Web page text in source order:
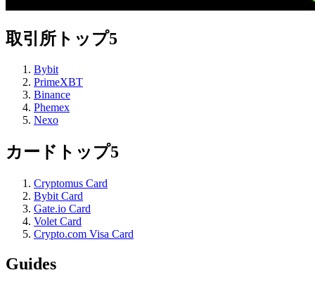
取引所トップ5
Bybit
PrimeXBT
Binance
Phemex
Nexo
カードトップ5
Cryptomus Card
Bybit Card
Gate.io Card
Volet Card
Crypto.com Visa Card
Guides